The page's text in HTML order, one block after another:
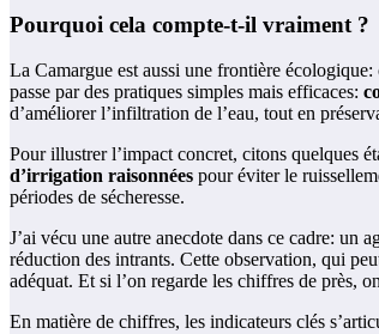
Pourquoi cela compte-t-il vraiment ?
La Camargue est aussi une frontière
passe par des pratiques simples mais efficaces:
d’améliorer l’infiltration de l’eau, tout en
Pour illustrer l’impact concret, citons quelques
d’irrigation raisonnées pour éviter le
périodes de sécheresse.
J’ai vécu une autre anecdote dans ce cadre: un
réduction des intrants. Cette observation, qui
adéquat. Et si l’on regarde les chiffres de près,
En matière de chiffres, les indicateurs clés